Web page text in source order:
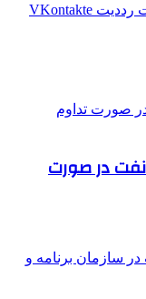
‫رددیت ‫VKontakte
در صورت